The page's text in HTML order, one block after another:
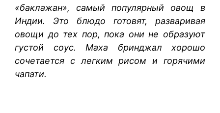
«баклажан», самый популярный овощ в
Индии. Это блюдо готовят, разваривая
овощи до тех пор, пока они не образуют
густой соус. Маха бринджал хорошо
сочетается с легким рисом и горячими
чапати.